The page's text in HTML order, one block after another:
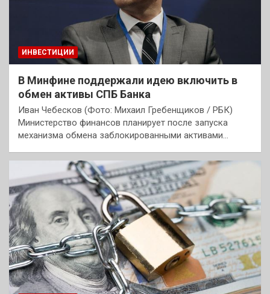
ИНВЕСТИЦИИ
В Минфине поддержали идею включить в
обмен активы СПБ Банка
Иван Чебесков (Фото: Михаил Гребенщиков / РБК)
Министерство финансов планирует после запуска
механизма обмена заблокированными активами…